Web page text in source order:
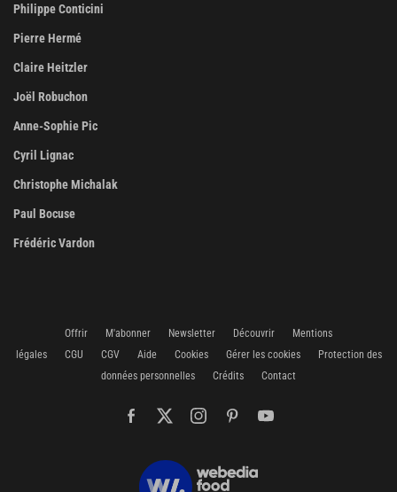
Philippe Conticini
Pierre Hermé
Claire Heitzler
Joël Robuchon
Anne-Sophie Pic
Cyril Lignac
Christophe Michalak
Paul Bocuse
Frédéric Vardon
Offrir M'abonner Newsletter Découvrir
Mentions
légales
CGU CGV Aide Cookies Gérer les cookies
Protection des
données personnelles
Crédits Contact